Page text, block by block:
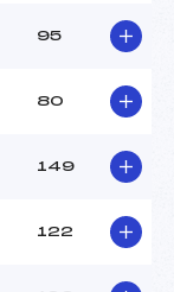
95
80
149
122